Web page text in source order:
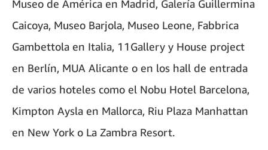
Museo de América en Madrid, Galería Guillermina
Caicoya, Museo Barjola, Museo Leone, Fabbrica
Gambettola en Italia, 11Gallery y House project
en Berlín, MUA Alicante o en los hall de entrada
de varios hoteles como el Nobu Hotel Barcelona,
Kimpton Aysla en Mallorca, Riu Plaza Manhattan
en New York o La Zambra Resort.